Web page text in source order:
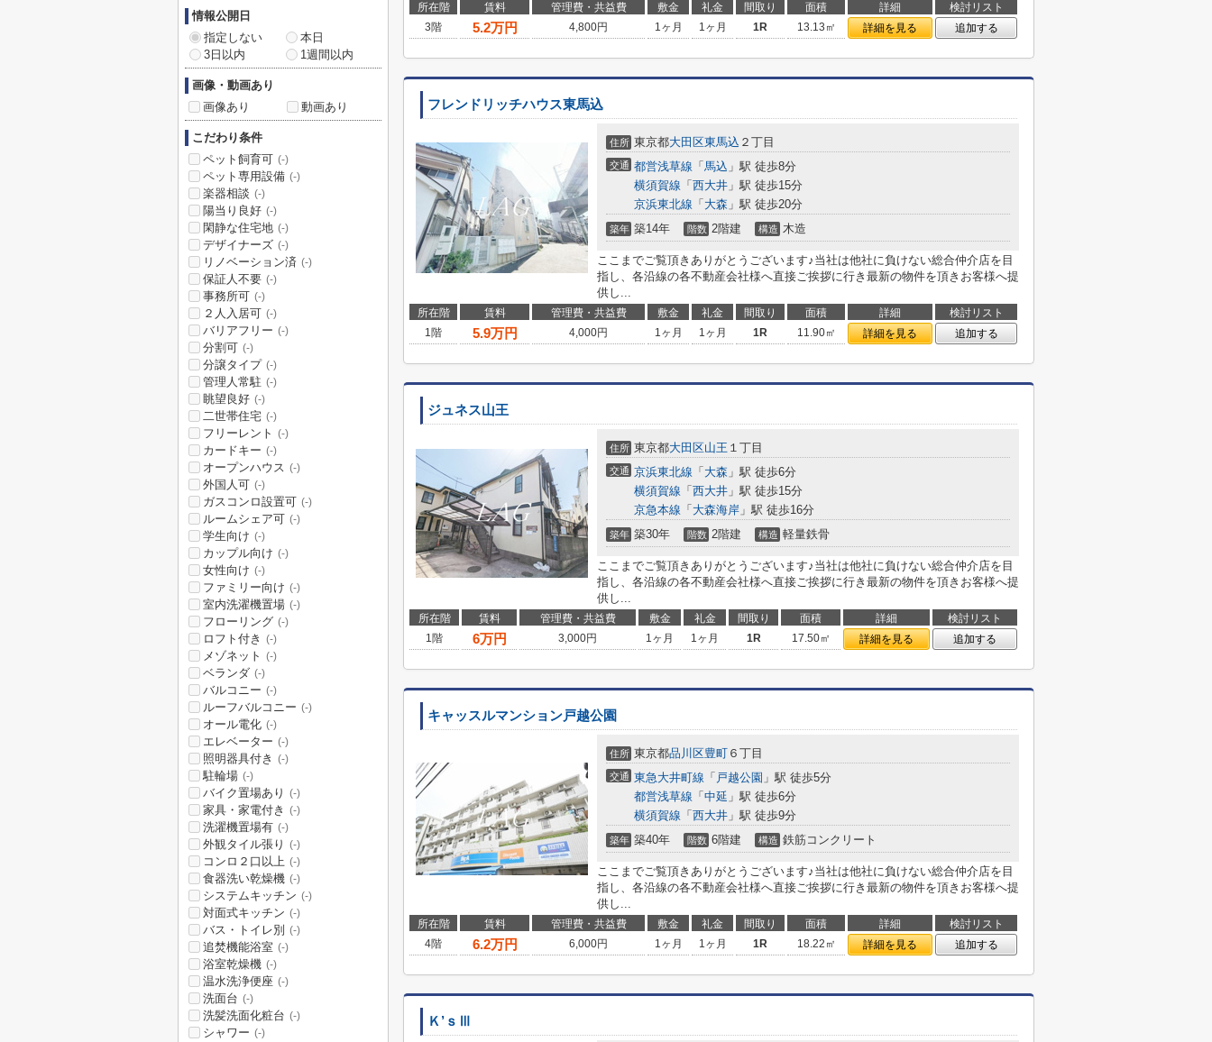
所在階 賃料 管理費・共益費 敷金 礼金 間取り 面積 詳細
検討リスト
3階
5.2万円 4,800円 1ヶ月 1ヶ月 1R 13.13㎡ 詳細を見る 追加する
フレンドリッチハウス東馬込
住所 東京都大田区東馬込 ２丁目
交通 都営浅草線 「 馬込 」駅 徒歩8分
横須賀線 「 西大井 」駅 徒歩15分
京浜東北線 「 大森 」駅 徒歩20分
築年 築14年 階数 2階建 構造 木造
ここまでご覧頂きありがとうございます♪当社は他社に負けない総合仲介店を目
指し、各沿線の各不動産会社様へ直接ご挨拶に行き最新の物件を頂きお客様へ提
供し...
所在階 賃料 管理費・共益費 敷金 礼金 間取り 面積 詳細
検討リスト
1階
5.9万円 4,000円 1ヶ月 1ヶ月 1R 11.90㎡ 詳細を見る 追加する
ジュネス山王
住所 東京都大田区山王 １丁目
交通 京浜東北線 「 大森 」駅 徒歩6分
横須賀線 「 西大井 」駅 徒歩15分
京急本線 「 大森海岸 」駅 徒歩16分
築年 築30年 階数 2階建 構造 軽量鉄骨
ここまでご覧頂きありがとうございます♪当社は他社に負けない総合仲介店を目
指し、各沿線の各不動産会社様へ直接ご挨拶に行き最新の物件を頂きお客様へ提
供し...
所在階 賃料 管理費・共益費 敷金 礼金 間取り 面積 詳細
検討リスト
1階
6万円 3,000円 1ヶ月 1ヶ月 1R 17.50㎡ 詳細を見る 追加する
キャッスルマンション戸越公園
住所 東京都品川区豊町 ６丁目
交通 東急大井町線 「 戸越公園 」駅 徒歩5分
都営浅草線 「 中延 」駅 徒歩6分
横須賀線 「 西大井 」駅 徒歩9分
築年 築40年 階数 6階建 構造 鉄筋コンクリート
ここまでご覧頂きありがとうございます♪当社は他社に負けない総合仲介店を目
指し、各沿線の各不動産会社様へ直接ご挨拶に行き最新の物件を頂きお客様へ提
供し...
所在階 賃料 管理費・共益費 敷金 礼金 間取り 面積 詳細
検討リスト
4階
6.2万円 6,000円 1ヶ月 1ヶ月 1R 18.22㎡ 詳細を見る 追加する
Ｋ’ｓⅢ
情報公開日
指定しない
本日
3日以内
1週間以内
画像・動画あり
画像あり
動画あり
こだわり条件
ペット飼育可 (-)
ペット専用設備 (-)
楽器相談 (-)
陽当り良好 (-)
閑静な住宅地 (-)
デザイナーズ (-)
リノベーション済 (-)
保証人不要 (-)
事務所可 (-)
２人入居可 (-)
バリアフリー (-)
分割可 (-)
分譲タイプ (-)
管理人常駐 (-)
眺望良好 (-)
二世帯住宅 (-)
フリーレント (-)
カードキー (-)
オープンハウス (-)
外国人可 (-)
ガスコンロ設置可 (-)
ルームシェア可 (-)
学生向け (-)
カップル向け (-)
女性向け (-)
ファミリー向け (-)
室内洗濯機置場 (-)
フローリング (-)
ロフト付き (-)
メゾネット (-)
ベランダ (-)
バルコニー (-)
ルーフバルコニー (-)
オール電化 (-)
エレベーター (-)
照明器具付き (-)
駐輪場 (-)
バイク置場あり (-)
家具・家電付き (-)
洗濯機置場有 (-)
外観タイル張り (-)
コンロ２口以上 (-)
食器洗い乾燥機 (-)
システムキッチン (-)
対面式キッチン (-)
バス・トイレ別 (-)
追焚機能浴室 (-)
浴室乾燥機 (-)
温水洗浄便座 (-)
洗面台 (-)
洗髪洗面化粧台 (-)
シャワー (-)